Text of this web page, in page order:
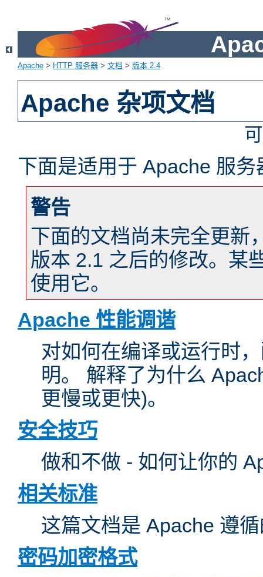
Apache > HTTP 服务器 > 文档 > 版本 2.4
Apache 杂项文档
下面是适用于 Apache 服
警告
下面的文档尚未完全更新
版本 2.1 之后的修改。某
使用它。
Apache 性能调谐
对如何在编译或运行时
明。 解释了为什么
更慢或更快)。
安全技巧
做和不做 - 如何让你的
相关标准
这篇文档是 Apache 遵
密码加密格式